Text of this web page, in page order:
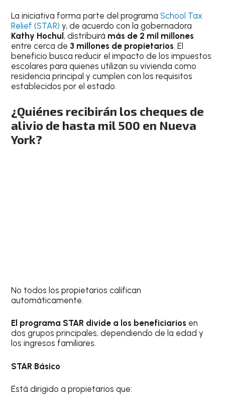
La iniciativa forma parte del programaSchool Tax
Relief (STAR) y, de acuerdo con la gobernadora
Kathy Hochul , distribuirá más de 2 mil millones
entre cerca de 3 millones de propietarios. El
beneficio busca reducir el impacto de los impuestos
escolares para quienes utilizan su vivienda como
residencia principal y cumplen con los requisitos
establecidos por el estado.
¿Quiénes recibirán los cheques de
alivio de hasta mil 500 en Nueva
York?
No todos los propietarios califican
automáticamente.
El programa STAR divide a los beneficiarios en
dos grupos principales, dependiendo de la edad y
los ingresos familiares.
STAR Básico
Está dirigido a propietarios que: